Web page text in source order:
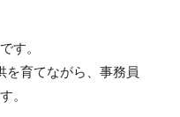
す。
を育てながら、事務員
。